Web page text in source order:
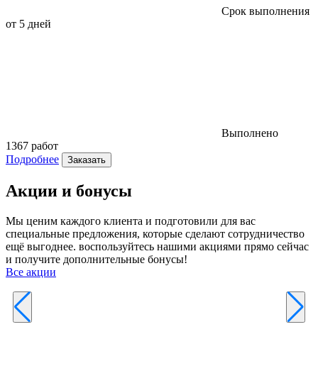
Срок выполнения
от 5 дней
Выполнено
1367 работ
Подробнее
Заказать
Акции и бонусы
Мы ценим каждого клиента и подготовили для вас
специальные предложения, которые сделают сотрудничество
ещё выгоднее. воспользуйтесь нашими акциями прямо сейчас
и получите дополнительные бонусы!
Все акции